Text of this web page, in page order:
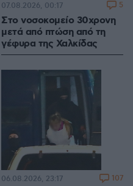
Στο νοσοκομείο 30χρονη
μετά από πτώση από τη
γέφυρα της Χαλκίδας
07.08.2026, 00:17 5
06.08.2026, 23:17 107